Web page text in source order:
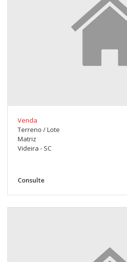
Venda
Terreno / Lote
Matriz
Videira - SC
Consulte